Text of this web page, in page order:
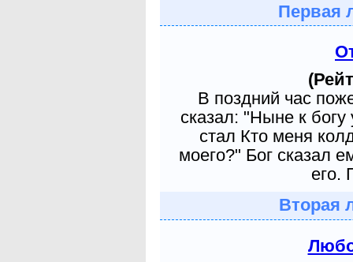
Первая
В поздний час
сказал: "Ныне к
стал Кто меня
моего?" Бог сказал
его.
Вторая